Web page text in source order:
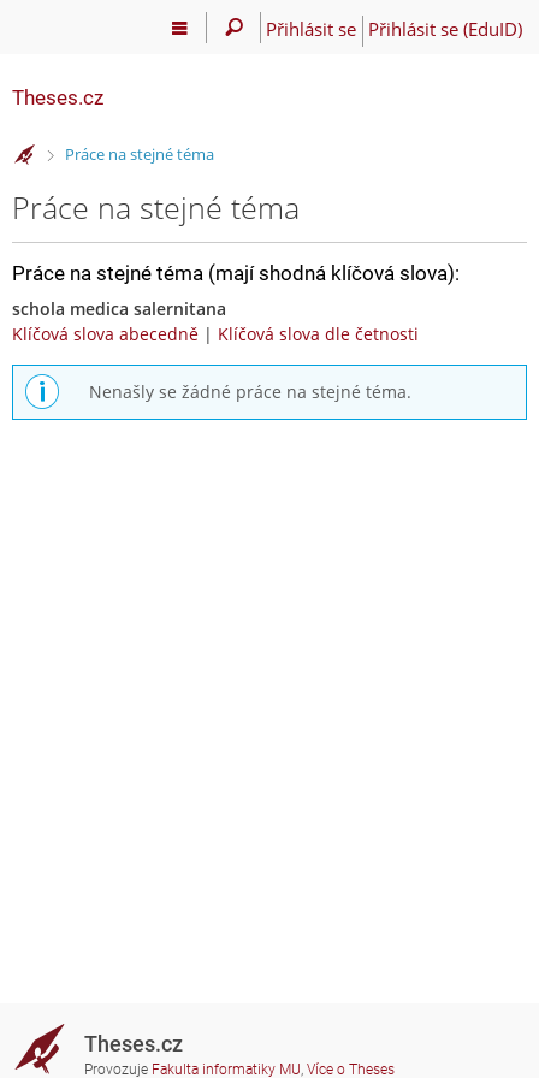
Přihlásit se Přihlásit se (EduID)
Theses.cz
>Práce na stejné téma
Práce na stejné téma
Práce na stejné téma (mají shodná klíčová slova):
schola medica salernitana
Klíčová slova abecedně | Klíčová slova dle četnosti
Nenašly se žádné práce na stejné téma.
Theses.cz
Provozuje Fakulta informatiky MU, Více o Theses